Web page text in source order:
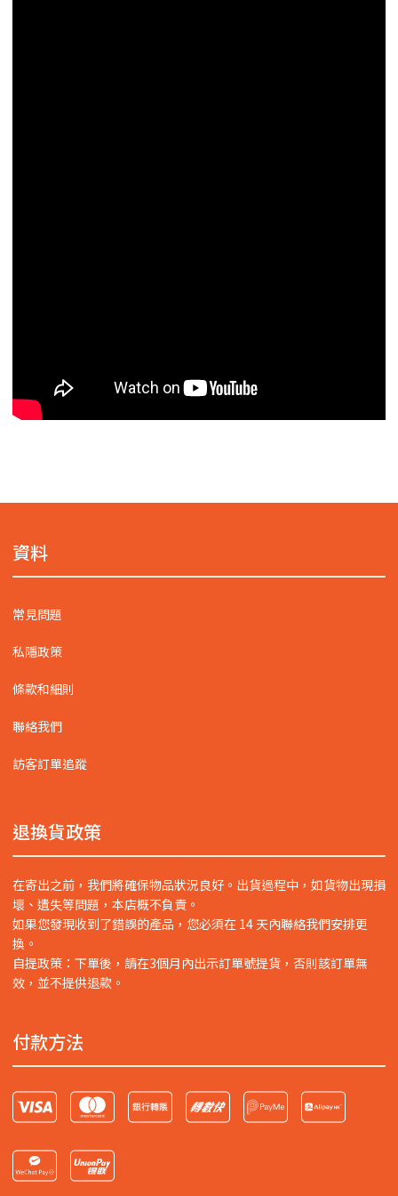
資料
常見問題
私隱政策
條款和細則
聯絡我們
訪客訂單追蹤
退換貨政策
在寄出之前，我們將確保物品狀況良好。出貨過程中，如貨物出現損
壞、遺失等問題，本店概不負責。
如果您發現收到了錯誤的產品，您必須在 14 天內聯絡我們安排更
換。
自提政策：下單後，請在3個月內出示訂單號提貨，否則該訂單無
效，並不提供退款。
付款方法